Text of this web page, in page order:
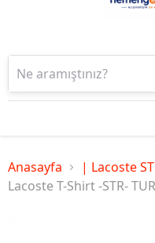
Anasayfa
| Lacoste
Lacoste T-Shirt -STR-